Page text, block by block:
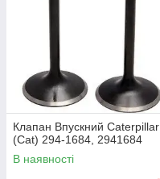
Клапан Впускний Caterpillar
(Cat) 294-1684, 2941684
В наявності